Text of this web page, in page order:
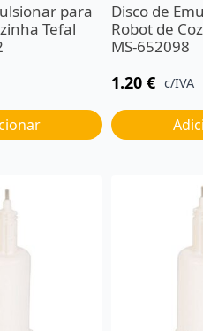
para
Tefal
Disco de
Robot de
MS-652098
1.20€ c/IVA